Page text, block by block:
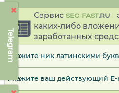
Telegram
Сервис SEO-FAST.RU
каких-либо
заработанных
Укажите ник латинскими
Укажите ваш действующий E-